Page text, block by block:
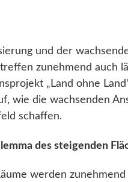
und der
zunehmend auch
„Land ohne
wie die wachsenden
schaffen.
des steigenden
werden